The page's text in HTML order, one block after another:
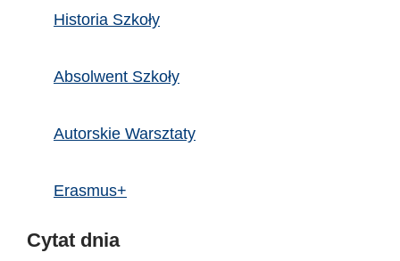
Historia Szkoły
Absolwent Szkoły
Autorskie Warsztaty
Erasmus+
Cytat dnia